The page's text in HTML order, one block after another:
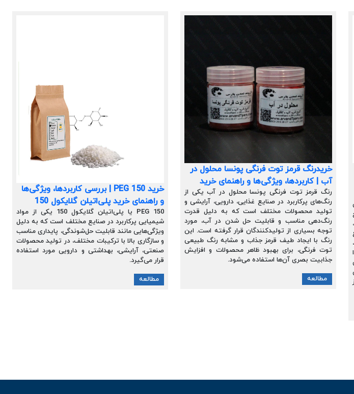
خریدرنگ قرمز توت فرنگی پونسا محلول در
آب | کاربردها، ویژگی‌ها و راهنمای خرید
رنگ قرمز توت فرنگی پونسا محلول در آب یکی از
رنگ‌های پرکاربرد در صنایع غذایی، دارویی، آرایشی و
تولید محصولات مختلف است که به دلیل قدرت
رنگ‌دهی مناسب و قابلیت حل شدن در آب، مورد
توجه بسیاری از تولیدکنندگان قرار گرفته است. این
رنگ با ایجاد طیف قرمز جذاب و مشابه رنگ طبیعی
توت فرنگی، برای بهبود ظاهر محصولات و افزایش
جذابیت بصری آن‌ها استفاده می‌شود.
مطالعه
خرید PEG 150 | بررسی کاربردها، ویژگی‌ها
و راهنمای خرید پلی‌اتیلن گلایکول 150
PEG 150 یا پلی‌اتیلن گلایکول 150 یکی از مواد
شیمیایی پرکاربرد در صنایع مختلف است که به دلیل
ویژگی‌هایی مانند قابلیت حل‌شوندگی، پایداری مناسب
و سازگاری بالا با ترکیبات مختلف، در تولید محصولات
صنعتی، آرایشی، بهداشتی و دارویی مورد استفاده
قرار می‌گیرد.
مطالعه